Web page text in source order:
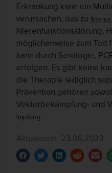
Erkrankung kann ein
verursachen, das zu Ikterus,
Nierenfunktionsstörung,
möglicherweise zum Tod
kann durch Serologie,
erfolgen. Es gibt keine
die Therapie lediglich
Prävention gehören
Vektorbekämpfung- und
Impfung.
Aktualisiert: 23.06.2023